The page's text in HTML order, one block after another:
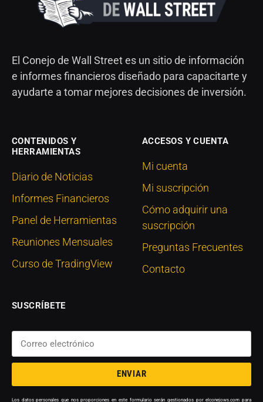
El Conejo de Wall Street es un sitio de información
e informes financieros diseñado para capacitarte y
ayudarte a tomar mejores decisiones de inversión.
CONTENIDOS Y
HERRAMIENTAS
Diario de Noticias
Informes Financieros
Panel de Herramientas
Reuniones Mensuales
Curso de TradingView
ACCESOS Y CUENTA
Mi cuenta
Mi suscripción
Cómo adquirir una
suscripción
Preguntas Frecuentes
Contacto
SUSCRÍBETE
ENVIAR
Los datos personales que nos proporciones en este formulario serán gestionados por elconejows.com para